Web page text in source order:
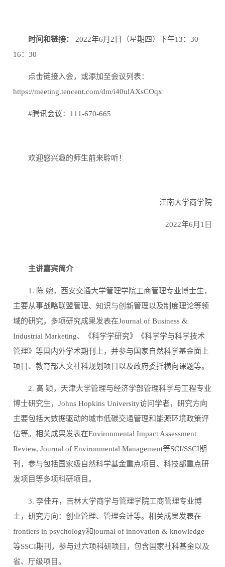
时间和链接： 2022年6月 2 日（星期四）下午13：30—
16：30
点击链接入会，或添加至会议列表：
https://meeting.tencent.com/dm/i40ulAXsCOqx
#腾讯会议： 111-670-665
欢迎感兴趣的师生前来聆听！
江南大学商学院
2022年6月 1 日
主讲嘉宾简介
1. 陈 婉，西安交通大学管理学院工商管理专业博士生，
主要从事战略联盟管理、知识与创新管理以及制度理论等领
域的研究，多项研究成果发表在Journal of Business &
Industrial Marketing、《科学学研究》《科学学与科学技术
管理》等国内外学术期刊上，并参与国家自然科学基金面上
项目、教育部人文社科规划项目以及政府委托横向课题等。
2. 高 颎，天津大学管理与经济学部管理科学与工程专业
博士研究生，Johns Hopkins University访问学者，研究方向
主要包括大数据驱动的城市低碳交通管理和能源环境政策评
估等。相关成果发表在Environmental Impact Assessment
Review, Journal of Environmental Management等SCI/SSCI期
刊，参与包括国家级自然科学基金重点项目、科技部重点研
发项目等多项科研项目。
3.李佳卉，吉林大学商学与管理学院工商管理专业博
士，研究方向：创业管理、管理会计等。相关成果发表在
frontiers in psychology和journal of innovation & knowledge
等SSCI期刊，参与过六项科研项目，包含国家社科基金以及
省、厅级项目。